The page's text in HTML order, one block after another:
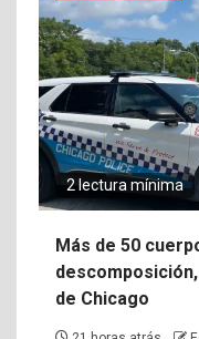
2 lectura mínima
Más de 50
de Chicago